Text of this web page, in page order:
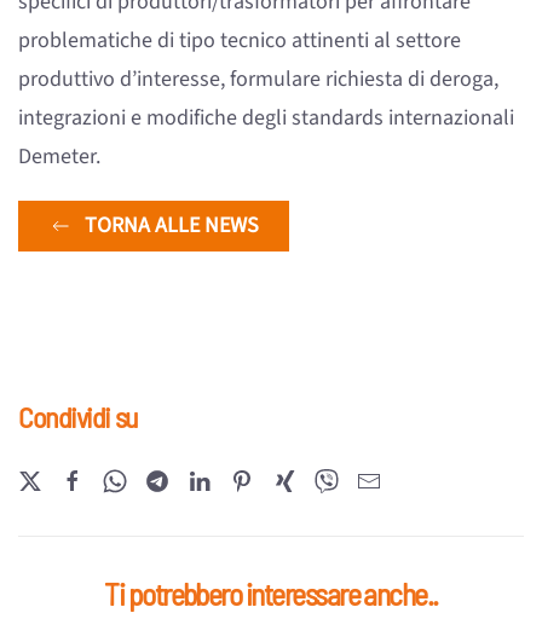
problematiche di tipo tecnico attinenti al settore
produttivo d’interesse, formulare richiesta di deroga,
integrazioni e modifiche degli standards internazionali
Demeter.
TORNA ALLE NEWS
Condividi su
Ti potrebbero interessare anche..